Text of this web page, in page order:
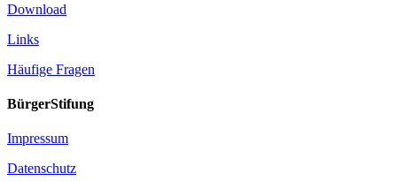
Download
Links
Häufige Fragen
BürgerStifung
Impressum
Datenschutz